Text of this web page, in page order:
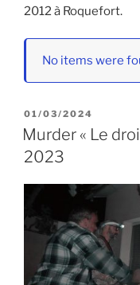
2012 à Roquefort.
No items were
PUBLIÉ
LE
01/03/2024
Murder « Le
2023